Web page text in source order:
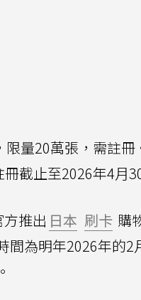
量20萬張，需註
截止至2026年4月
推出 日本 刷卡 購
間為明年2026年的